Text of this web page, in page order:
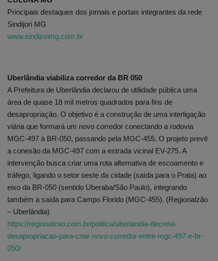
Edições em PDF
Principais destaques dos jornais e portais integrantes da rede
Sindijori MG
www.sindijorimg.com.br
Uberlândia viabiliza corredor da BR 050
A Prefeitura de Uberlândia declarou de utilidade pública uma
área de quase 18 mil metros quadrados para fins de
desapropriação. O objetivo é a construção de uma interligação
viária que formará um novo corredor conectando a rodovia
MGC-497 à BR-050, passando pela MGC-455. O projeto prevê
a conexão da MGC-497 com a estrada vicinal EV-275. A
intervenção busca criar uma rota alternativa de escoamento e
tráfego, ligando o setor oeste da cidade (saída para o Prata) ao
eixo da BR-050 (sentido Uberaba/São Paulo), integrando
também a saída para Campo Florido (MGC-455). (Regionalzão
– Uberlândia)
https://regionalzao.com.br/politica/uberlandia-decreta-
desapropriacao-para-criar-novo-corredor-entre-mgc-497-e-br-
050/